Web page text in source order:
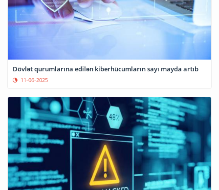
Dövlət qurumlarına edilən kiberhücumların sayı mayda artıb
11-06-2025